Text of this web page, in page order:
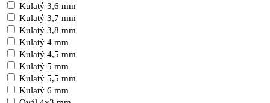
Kulatý 3,6 mm
Kulatý 3,7 mm
Kulatý 3,8 mm
Kulatý 4 mm
Kulatý 4,5 mm
Kulatý 5 mm
Kulatý 5,5 mm
Kulatý 6 mm